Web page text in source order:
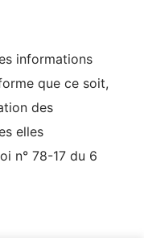
informations
que ce soit,
des
elles
n° 78-17 du 6